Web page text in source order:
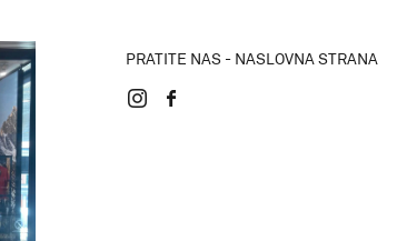
PRATITE NAS - NASLOVNA STRANA